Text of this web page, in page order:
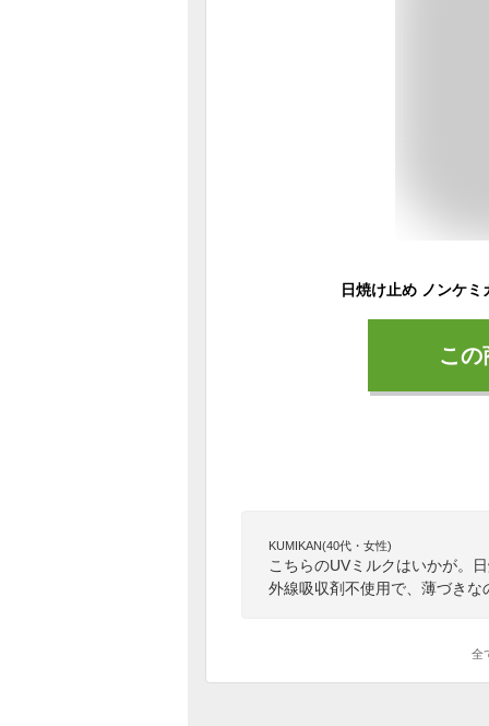
こ
KUMIKAN(40代・女性)
こちらのUVミルクはいかが。
外線吸収剤不使用で、薄づき
全